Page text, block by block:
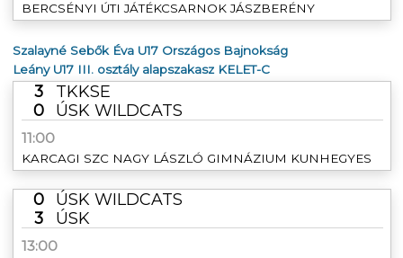
BERCSÉNYI ÚTI JÁTÉKCSARNOK JÁSZBERÉNY
Szalayné Sebők Éva U17 Országos Bajnokság
Leány U17 III. osztály alapszakasz KELET-C
3
TKKSE
0
ÚSK WILDCATS
11:00
KARCAGI SZC NAGY LÁSZLÓ GIMNÁZIUM KUNHEGYES
0
ÚSK WILDCATS
3
ÚSK
13:00